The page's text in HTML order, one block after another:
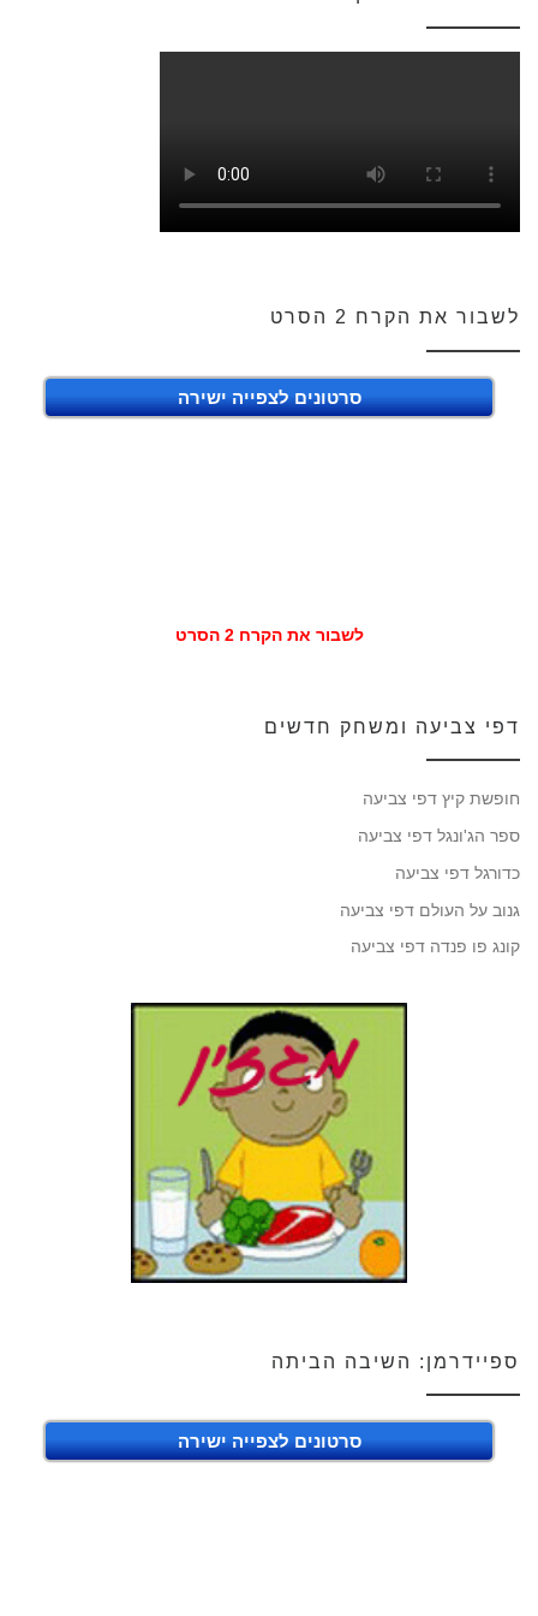
לשבור את הקרח 2 הסרט
סרטונים לצפייה ישירה
לשבור את הקרח 2 הסרט
דפי צביעה ומשחק חדשים
חופשת קיץ דפי צביעה
ספר הג'ונגל דפי צביעה
כדורגל דפי צביעה
גנוב על העולם דפי צביעה
קונג פו פנדה דפי צביעה
ספיידרמן: השיבה הביתה
סרטונים לצפייה ישירה